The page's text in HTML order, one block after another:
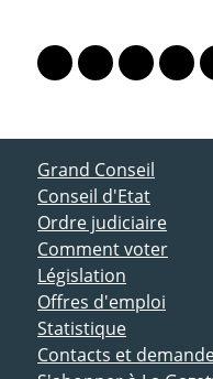
Lien vers le profil
Lien vers le
Lien vers
Lien
ACCÈS DIRECT
Grand Conseil
Conseil d'Etat
Ordre judiciaire
Comment voter
Législation
Offres d'emploi
Statistique
Contacts et